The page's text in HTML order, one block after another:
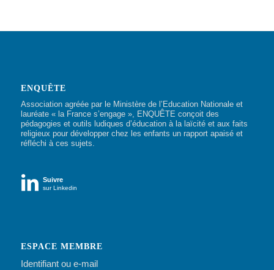
ENQUÊTE
Association agréée par le Ministère de l’Education Nationale et
lauréate « la France s’engage », ENQUÊTE conçoit des
pédagogies et outils ludiques d’éducation à la laïcité et aux faits
religieux pour développer chez les enfants un rapport apaisé et
réfléchi à ces sujets.
 Suivre
sur Linkedin
ESPACE MEMBRE
Identifiant ou e-mail